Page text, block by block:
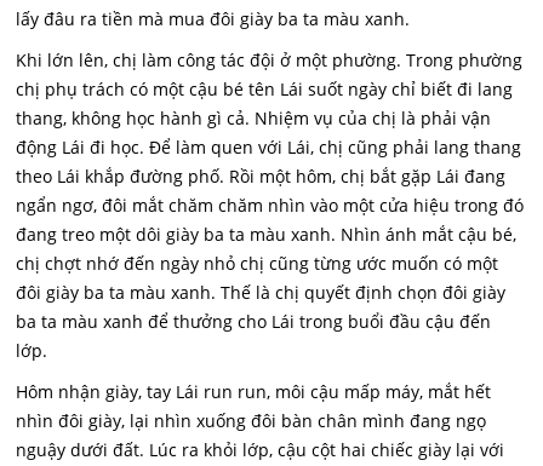
lấy đâu ra tiền mà mua đôi giày ba ta màu xanh.
Khi lớn lên, chị làm công tác đội ở một phường. Trong phường
chị phụ trách có một cậu bé tên Lái suốt ngày chỉ biết đi lang
thang, không học hành gì cả. Nhiệm vụ của chị là phải vận
động Lái đi học. Để làm quen với Lái, chị cũng phải lang thang
theo Lái khắp đường phố. Rồi một hôm, chị bắt gặp Lái đang
ngẩn ngơ, đôi mắt chăm chăm nhìn vào một cửa hiệu trong đó
đang treo một dôi giày ba ta màu xanh. Nhìn ánh mắt cậu bé,
chị chợt nhớ đến ngày nhỏ chị cũng từng ước muốn có một
đôi giày ba ta màu xanh. Thế là chị quyết định chọn đôi giày
ba ta màu xanh để thưởng cho Lái trong buổi đầu cậu đến
lớp.
Hôm nhận giày, tay Lái run run, môi cậu mấp máy, mắt hết
nhìn đôi giày, lại nhìn xuống đôi bàn chân mình đang ngọ
nguậy dưới đất. Lúc ra khỏi lớp, cậu cột hai chiếc giày lại với